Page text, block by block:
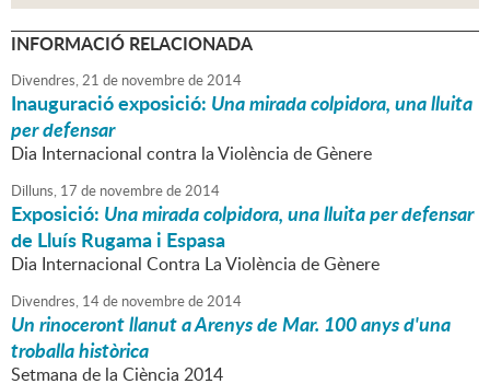
INFORMACIÓ RELACIONADA
Divendres,21 de novembrede2014
Inauguració exposició: Una mirada colpidora, una lluita
per defensar
Dia Internacional contra la Violència de Gènere
Dilluns, 17 de novembrede2014
Exposició: Una mirada colpidora, una lluita per defensar
de Lluís Rugama i Espasa
Dia Internacional Contra La Violència de Gènere
Divendres, 14de novembrede2014
Un rinoceront llanut a Arenys de Mar. 100 anys d'una
troballa històrica
Setmana de la Ciència 2014